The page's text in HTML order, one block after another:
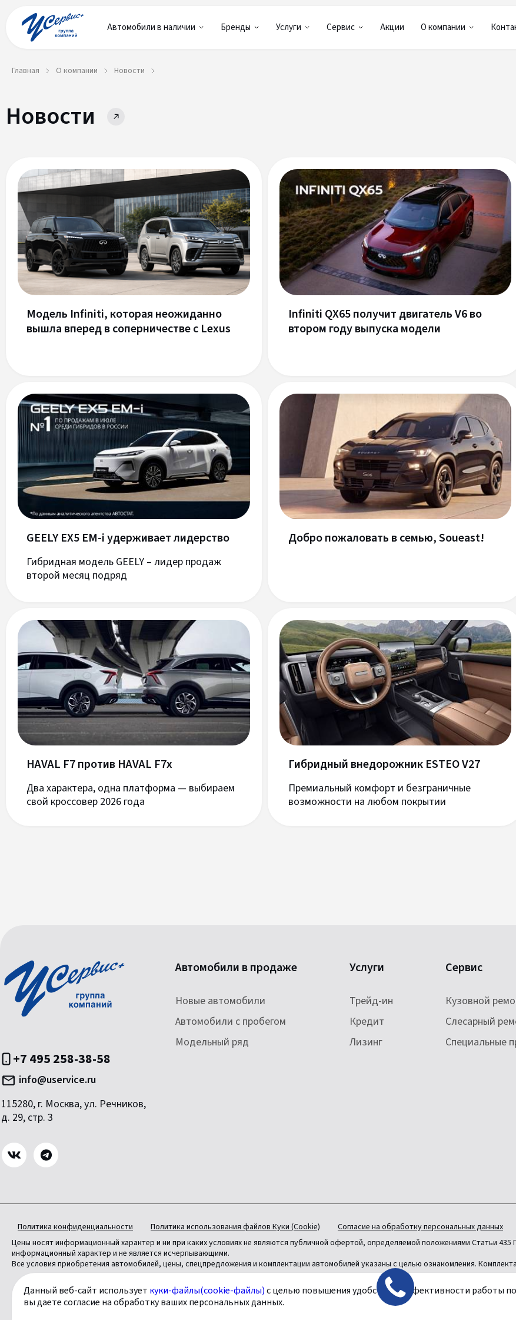
Автомобили в наличии Бренды Услуги Сервис Акции О компании
Главная О компании Новости
Новости
Модель Infiniti, которая неожиданно
вышла вперед в соперничестве с Lexus
Infiniti QX65 получит двигатель V6 во
втором году выпуска модели
GEELY EX5 EM-i удерживает лидерство
Гибридная модель GEELY – лидер продаж
второй месяц подряд
Добро пожаловать в семью, Soueast!
HAVAL F7 против HAVAL F7x
Два характера, одна платформа — выбираем
свой кроссовер 2026 года
Гибридный внедорожник ESTEO V27
Премиальный комфорт и безграничные
возможности на любом покрытии
Автомобили в продаже
Новые автомобили
Автомобили с пробегом
Модельный ряд
Услуги
Трейд-ин
Кредит
Лизинг
Сервис
Кузовной
Слесарный
Специальные
+7 495 258-38-58
info@uservice.ru
115280, г. Москва, ул. Речников,
д. 29, стр. 3
Политика конфиденциальности Политика использования файлов Куки (Cookie)
Согласие на обработку персональных данных
Цены носят информационный характер и ни при каких условиях не являются публичной офертой, определяемой положениями Статьи
информационный характер и не является исчерпывающими.
Все условия приобретения автомобилей, цены, спецпредложения и комплектации автомобилей указаны с целью ознакомления.
Официальный дилер «У Сервис+» © 2026
Данный веб-сайт использует куки-файлы(cookie-файлы)с целью повышения удобства и эффективности работы
вы даете согласие на обработку ваших персональных данных.